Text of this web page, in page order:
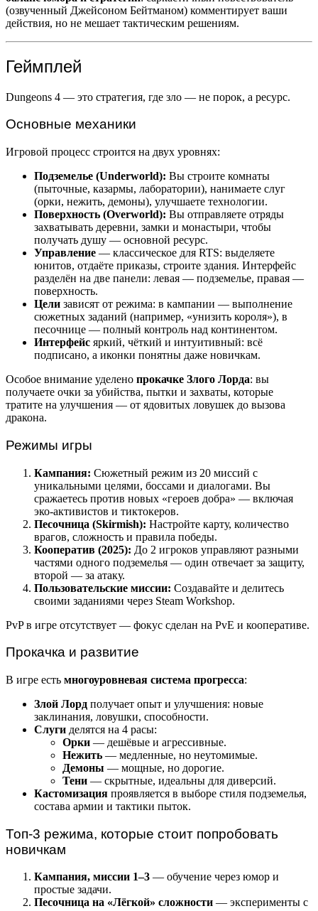
(озвученный Джейсоном Бейтманом) комментирует ваши
действия, но не мешает тактическим решениям.
Геймплей
Dungeons 4 — это стратегия, где зло — не порок, а ресурс.
Основные механики
Игровой процесс строится на двух уровнях:
Подземелье (Underworld): Вы строите комнаты
(пыточные, казармы, лаборатории), нанимаете слуг
(орки, нежить, демоны), улучшаете технологии.
Поверхность (Overworld): Вы отправляете отряды
захватывать деревни, замки и монастыри, чтобы
получать душу — основной ресурс.
Управление — классическое для RTS: выделяете
юнитов, отдаёте приказы, строите здания. Интерфейс
разделён на две панели: левая — подземелье, правая —
поверхность.
Цели зависят от режима: в кампании — выполнение
сюжетных заданий (например, «унизить короля»), в
песочнице — полный контроль над континентом.
Интерфейс яркий, чёткий и интуитивный: всё
подписано, а иконки понятны даже новичкам.
Особое внимание уделено прокачке Злого Лорда: вы
получаете очки за убийства, пытки и захваты, которые
тратите на улучшения — от ядовитых ловушек до вызова
дракона.
Режимы игры
Кампания: Сюжетный режим из 20 миссий с
уникальными целями, боссами и диалогами. Вы
сражаетесь против новых «героев добра» — включая
эко-активистов и тиктокеров.
Песочница (Skirmish): Настройте карту, количество
врагов, сложность и правила победы.
Кооператив (2025): До 2 игроков управляют разными
частями одного подземелья — один отвечает за защиту,
второй — за атаку.
Пользовательские миссии: Создавайте и делитесь
своими заданиями через Steam Workshop.
PvP в игре отсутствует — фокус сделан на PvE и кооперативе.
Прокачка и развитие
В игре есть многоуровневая система прогресса:
Злой Лорд получает опыт и улучшения: новые
заклинания, ловушки, способности.
Слуги делятся на 4 расы:
Орки — дешёвые и агрессивные.
Нежить — медленные, но неутомимые.
Демоны — мощные, но дорогие.
Тени — скрытные, идеальны для диверсий.
Кастомизация проявляется в выборе стиля подземелья,
состава армии и тактики пыток.
Топ-3 режима, которые стоит попробовать
новичкам
Кампания, миссии 1–3 — обучение через юмор и
простые задачи.
Песочница на «Лёгкой» сложности — эксперименты с